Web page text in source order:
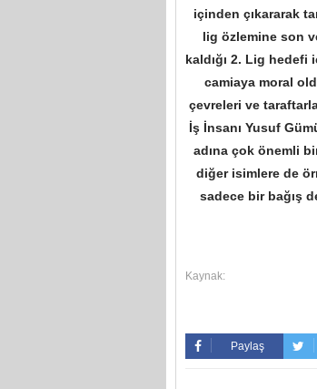
içinden çıkararak
lig özlemine son
kaldığı 2. Lig
camiaya moral
çevreleri ve
İş İnsanı Yusuf
adına çok önemli
diğer isimlere de
sadece bir bağış
Kaynak:
Paylaş